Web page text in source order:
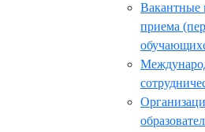
Вакантные
приема